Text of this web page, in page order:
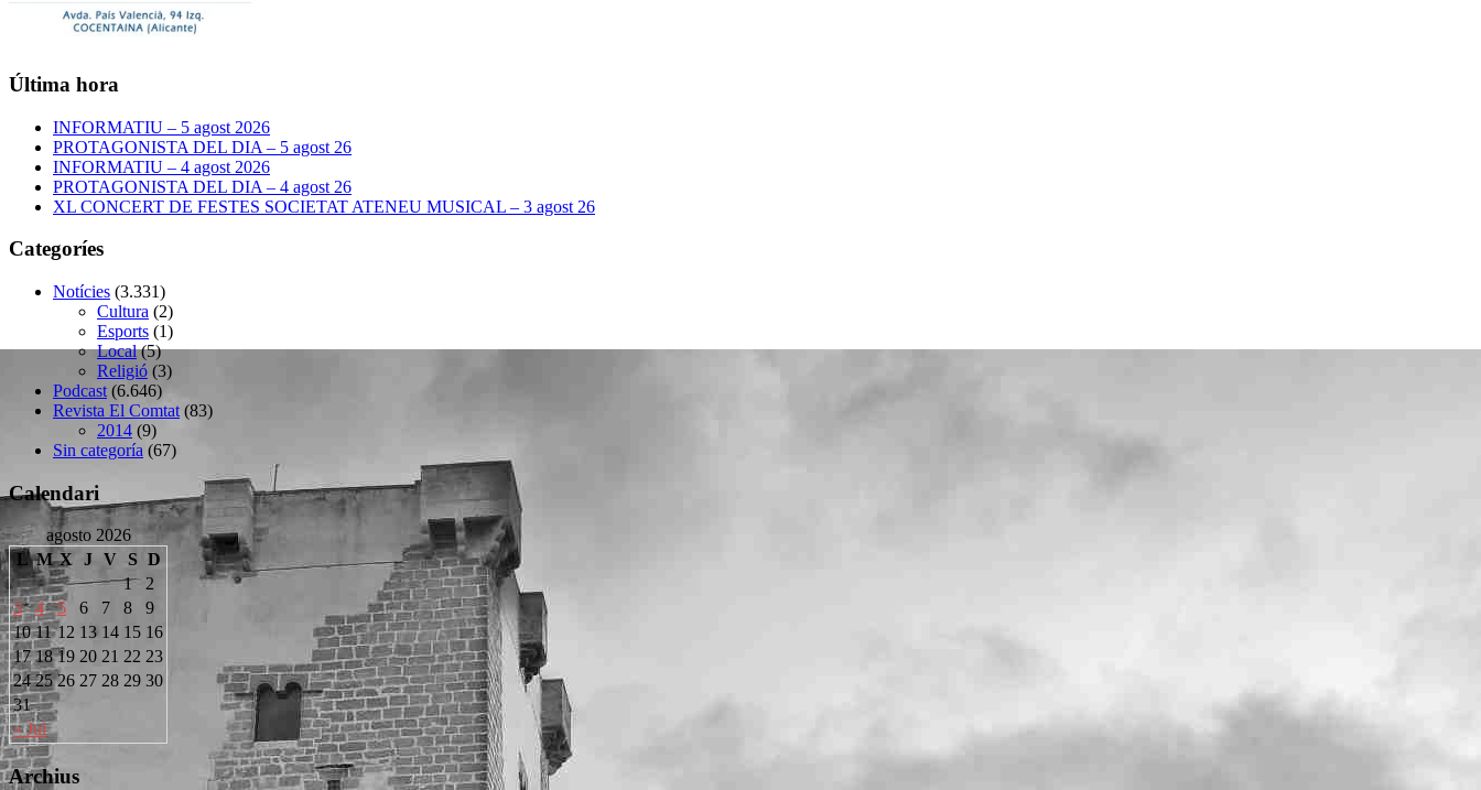
Última hora
INFORMATIU – 5 agost 2026
PROTAGONISTA DEL DIA – 5 agost 26
INFORMATIU – 4 agost 2026
PROTAGONISTA DEL DIA – 4 agost 26
XL CONCERT DE FESTES SOCIETAT ATENEU MUSICAL – 3 agost 26
Categoríes
Notícies (3.331)
Cultura (2)
Esports (1)
Local(5)
Religió (3)
Podcast (6.646)
Revista El Comtat (83)
2014 (9)
Sin categoría (67)
Calendari
agosto 2026
L M X J V S D
« Jul
1
2
3
4 5 6 7 8
9
10 11 12 13 14 15 16
17 18 19 20 21 22 23
24 25 26 27 28 29 30
31
Archius